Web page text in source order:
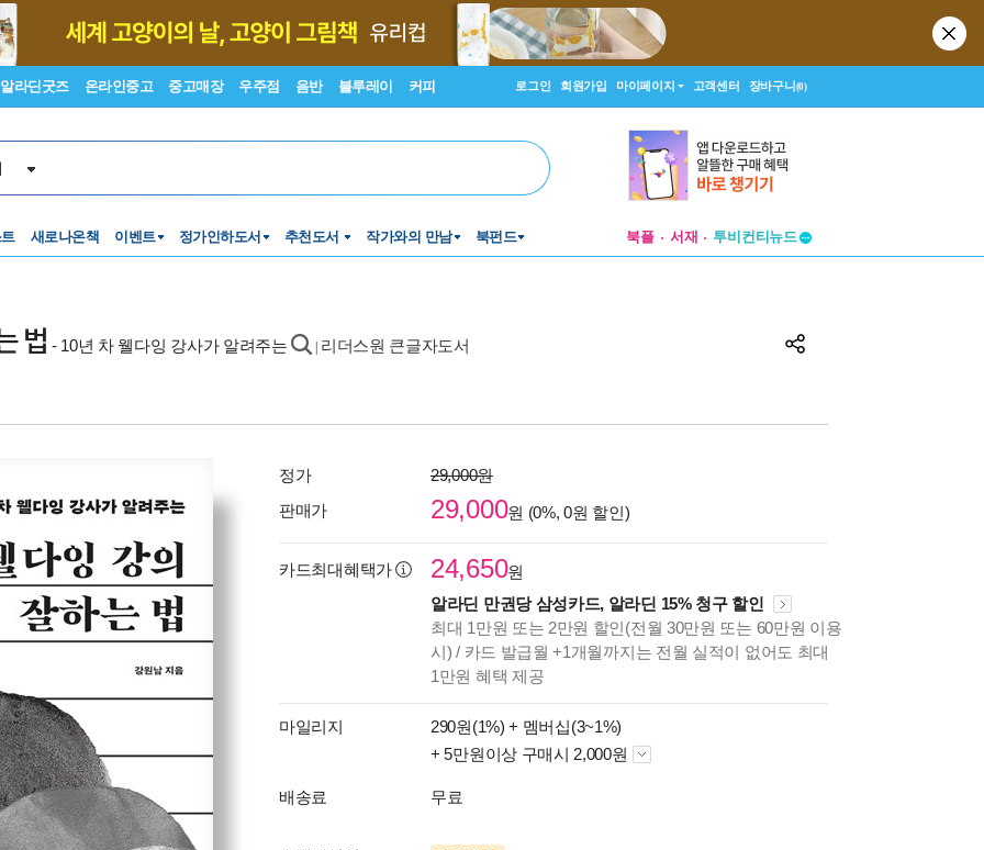
알라딘굿즈 온라인중고 중고매장 우주점 음반 블루레이 커피 로그인 회원가입 마이페이지 고객센터 장바구니(0)
새로나온책 이벤트 정가인하도서 추천도서 작가와의 만남 북펀드 북플 서재
투비컨티뉴드
법 - 10년 차 웰다잉 강사가 알려주는 리더스원 큰글자도서
정가
29,000원
판매가
29,000원 (0%, 0원 할인)
카드최대혜택가 24,650원
알라딘 만권당 삼성카드, 알라딘 15% 청구 할인
최대 1만원 또는 2만원 할인(전월 30만원 또는 60만원 이용
시) / 카드 발급월 +1개월까지는 전월 실적이 없어도 최대
1만원 혜택 제공
마일리지 290원(1%) + 멤버십(3~1%)
+ 5만원이상 구매시 2,000원
배송료 무료